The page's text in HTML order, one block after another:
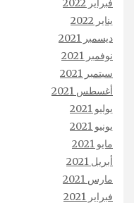
فبراير 2022
يناير 2022
ديسمبر 2021
نوفمبر 2021
سبتمبر 2021
أغسطس 2021
يوليو 2021
يونيو 2021
مايو 2021
أبريل 2021
مارس 2021
فبراير 2021